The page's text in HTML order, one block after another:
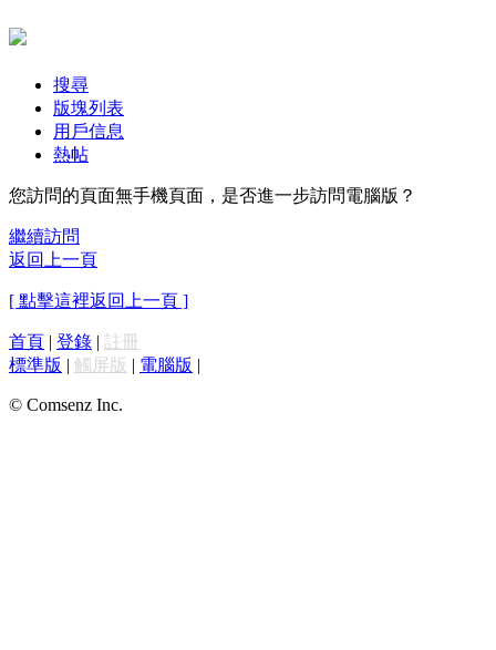
搜尋
版塊列表
用戶信息
熱帖
您訪問的頁面無手機頁面，是否進一步訪問電腦版？
繼續訪問
返回上一頁
[ 點擊這裡返回上一頁 ]
首頁 | 登錄 | 註冊
標準版 | 觸屏版 | 電腦版 |
© Comsenz Inc.